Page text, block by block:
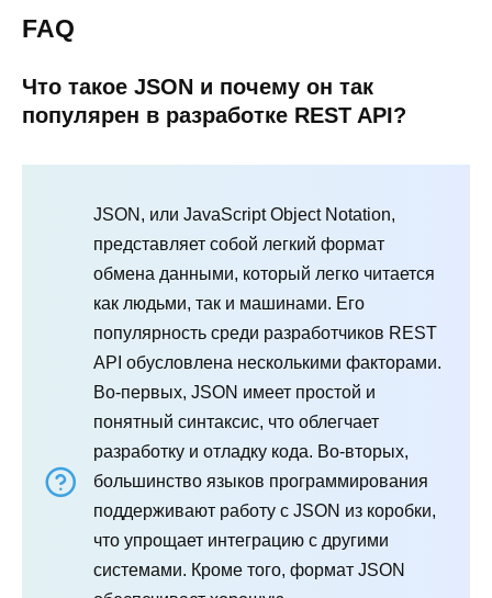
FAQ
Что такое JSON и почему он так
популярен в разработке REST API?
JSON, или JavaScript Object Notation,
представляет собой легкий формат
обмена данными, который легко читается
как людьми, так и машинами. Его
популярность среди разработчиков REST
API обусловлена несколькими факторами.
Во-первых, JSON имеет простой и
понятный синтаксис, что облегчает
разработку и отладку кода. Во-вторых,
большинство языков программирования
поддерживают работу с JSON из коробки,
что упрощает интеграцию с другими
системами. Кроме того, формат JSON